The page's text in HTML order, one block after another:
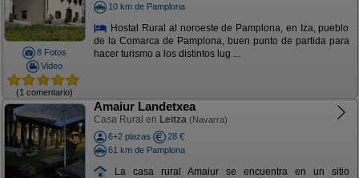
8 Fotos
Video
(1 comentario)
10 km de Pamplona
Hostal Rural al noroeste de Pamplona, en Iza, pueblo
de la Comarca de Pamplona, buen punto de partida para
hacer turismo a los distintos lug ...
Amaiur Landetxea
Casa Rural en Leitza (Navarra)
6+2 plazas
28 €
61 km de Pamplona
La casa rural Amaiur se encuentra en un sitio